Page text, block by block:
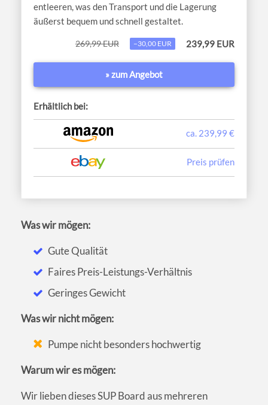
entleeren, was den Transport und die Lagerung
äußerst bequem und schnell gestaltet.
269,99 EUR −30,00 EUR 239,99 EUR
» zum Angebot
Erhältlich bei:
ca. 239,99 €
Preis prüfen
Was wir mögen:
Gute Qualität
Faires Preis-Leistungs-Verhältnis
Geringes Gewicht
Was wir nicht mögen:
Pumpe nicht besonders hochwertig
Warum wir es mögen:
Wir lieben dieses SUP Board aus mehreren